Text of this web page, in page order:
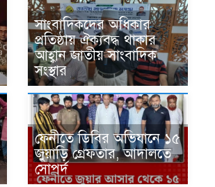
সাংবাদিকদের অধিকার
প্রতিষ্ঠায় ঐক্যবদ্ধ থাকার
আহ্বান জাতীয় সাংবাদিক
সংস্থার
ফেনীতে ডিবির অভিযানে ১৫
জুয়াড়ি গ্রেফতার, আদালতে
সোপর্দ